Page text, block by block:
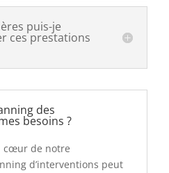
puis-je
ces prestations
des
besoins ?
cœur de notre
d’interventions peut